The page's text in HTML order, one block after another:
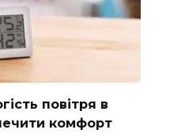
повітря в
комфорт